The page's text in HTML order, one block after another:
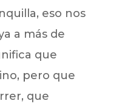
eso nos
a más de
que
pero que
que